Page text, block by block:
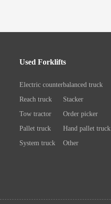
Used Forklifts
Electric counterbalanced truck
Reach truck
Stacker
Tow tractor
Order picker
Pallet truck
Hand pallet truck
System truck
Other